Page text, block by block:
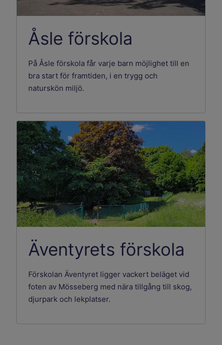
Åsle förskola
På Åsle förskola får varje barn möjlighet till en
bra start för framtiden, i en trygg och
naturskön miljö.
Äventyrets förskola
Förskolan Äventyret ligger vackert beläget vid
foten av Mösseberg med nära tillgång till skog,
djurpark och lekplatser.